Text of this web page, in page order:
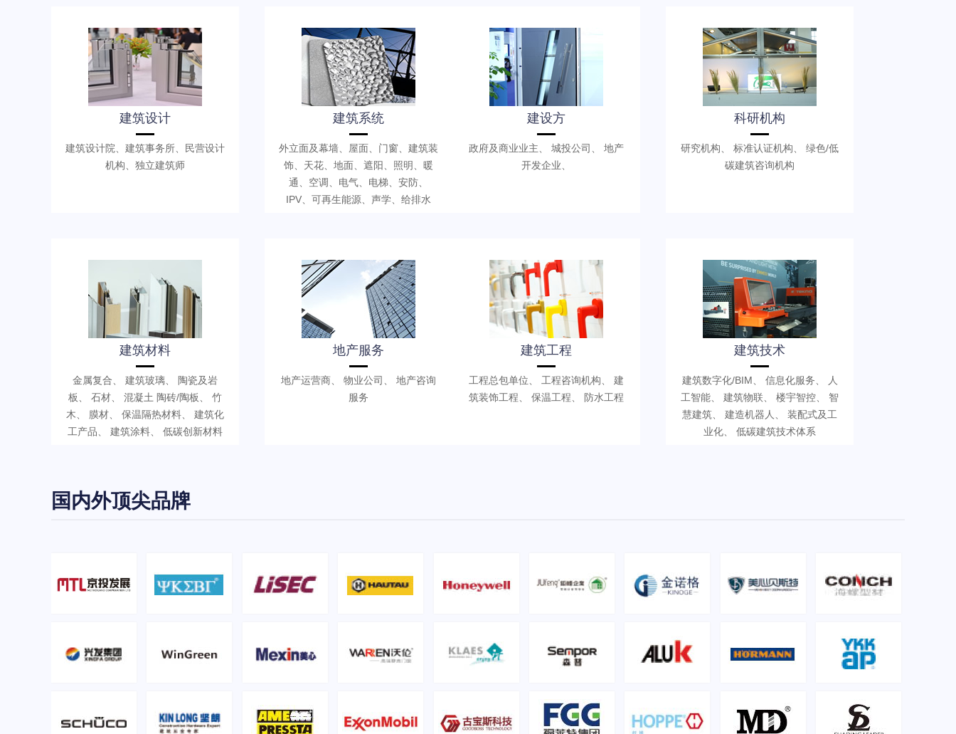
建筑设计
建筑设计院、建筑事务所、民营设计
机构、独立建筑师
建筑系统
外立面及幕墙、屋面、门窗、建筑装
饰、天花、地面、遮阳、照明、暖
通、空调、电气、电梯、安防、
IPV、可再生能源、声学、给排水
建设方
政府及商业业主、 城投公司、 地产
开发企业、
科研机构
研究机构、 标准认证机构、 绿色/低
碳建筑咨询机构
建筑材料
金属复合、 建筑玻璃、 陶瓷及岩
板、 石材、 混凝土 陶砖/陶板、 竹
木、 膜材、 保温隔热材料、 建筑化
工产品、 建筑涂料、 低碳创新材料
地产服务
地产运营商、 物业公司、 地产咨询
服务
建筑工程
工程总包单位、 工程咨询机构、 建
筑装饰工程、 保温工程、 防水工程
建筑技术
建筑数字化/BIM、 信息化服务、 人
工智能、 建筑物联、 楼宇智控、 智
慧建筑、 建造机器人、 装配式及工
业化、 低碳建筑技术体系
国内外顶尖品牌